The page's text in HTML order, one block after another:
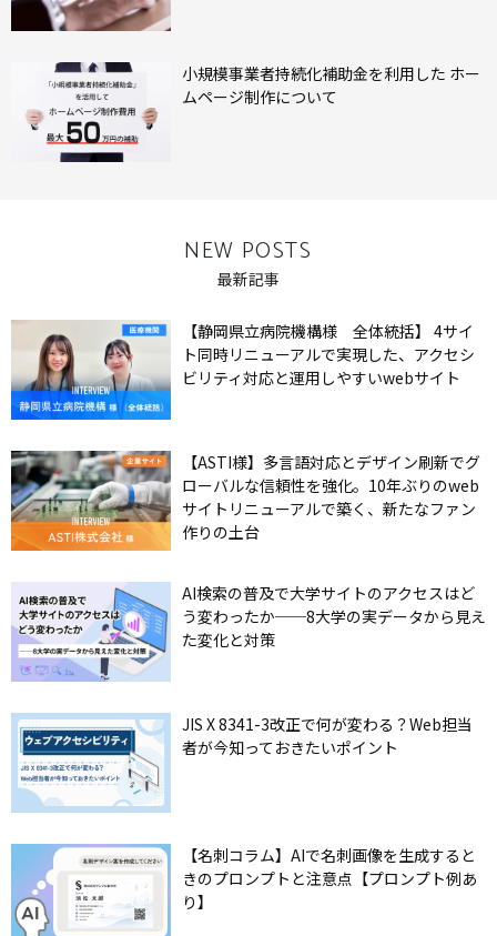
小規模事業者持続化補助金を利用した ホー
ムページ制作について
NEW POSTS
最新記事
【静岡県立病院機構様 全体統括】 4サイ
ト同時リニューアルで実現した、アクセシ
ビリティ対応と運用しやすいwebサイト
【ASTI様】多言語対応とデザイン刷新でグ
ローバルな信頼性を強化。10年ぶりのweb
サイトリニューアルで築く、新たなファン
作りの土台
AI検索の普及で大学サイトのアクセスはど
う変わったか──8大学の実データから見え
た変化と対策
JIS X 8341-3改正で何が変わる？Web担当
者が今知っておきたいポイント
【名刺コラム】AIで名刺画像を生成すると
きのプロンプトと注意点【プロンプト例あ
り】